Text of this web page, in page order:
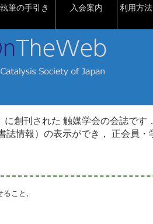
執筆の手引き 入会案内 利用方
創刊された 触媒学会の会誌です．
情報）の表示ができ， 正会員
ること,